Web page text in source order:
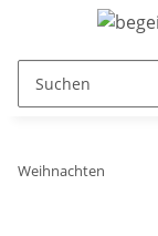
Weihnachten